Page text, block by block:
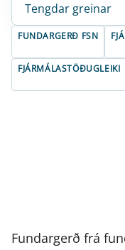
Tengdar greinar
FUNDARGERÐ FSN
FJÁRMÁLASTÖÐUGLEIKI
Fundargerð frá